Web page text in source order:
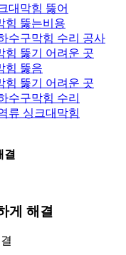
대막힘 뚫어
힘 뚫는비용
수구막힘 수리 공사
힘 뚫기 어려운 곳
힘 뚫음
힘 뚫기 어려운 곳
수구막힘 수리
류 싱크대막힘
결
게 해결